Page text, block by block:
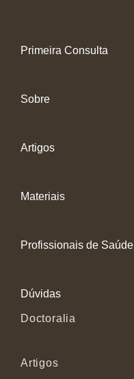
Primeira Consulta
Sobre
Artigos
Materiais
Profissionais de Saúde
Dúvidas
Doctoralia
Artigos